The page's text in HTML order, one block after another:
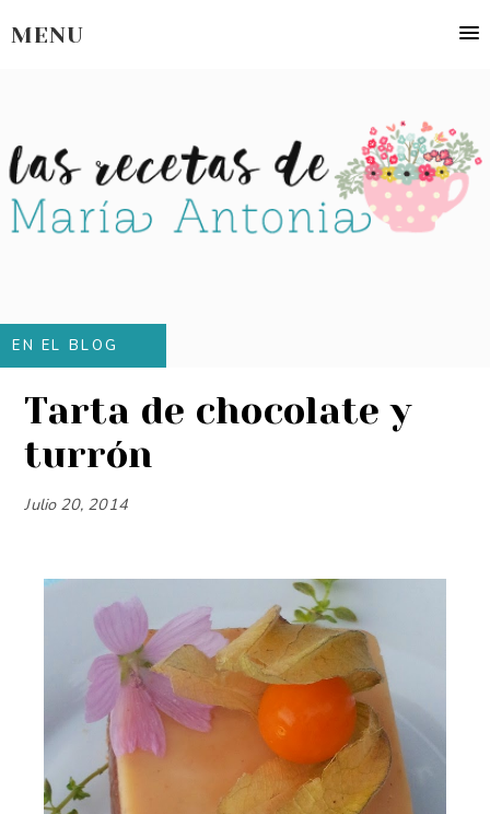
MENU
EN EL BLOG
Tarta de chocolate y
turrón
Julio 20, 2014